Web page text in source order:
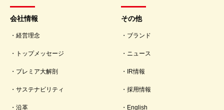
会社情報
経営理念
トップメッセージ
プレミア大解剖
サステナビリティ
沿革
その他
ブランド
ニュース
IR情報
採用情報
English